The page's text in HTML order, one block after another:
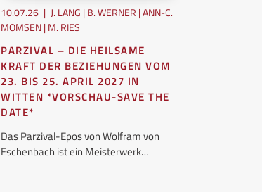
10.07.26 | J. LANG | B. WERNER | ANN-C.
MOMSEN | M. RIES
PARZIVAL – DIE HEILSAME
KRAFT DER BEZIEHUNGEN VOM
23. BIS 25. APRIL 2027 IN
WITTEN *VORSCHAU-SAVE THE
DATE*
Das Parzival-Epos von Wolfram von
Eschenbach ist ein Meisterwerk…